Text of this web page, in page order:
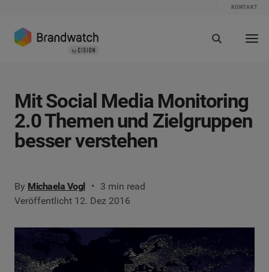
KONTAKT
Mit Social Media Monitoring
2.0 Themen und Zielgruppen
besser verstehen
By Michaela Vogl
3 min read
Veröffentlicht 12. Dez 2016